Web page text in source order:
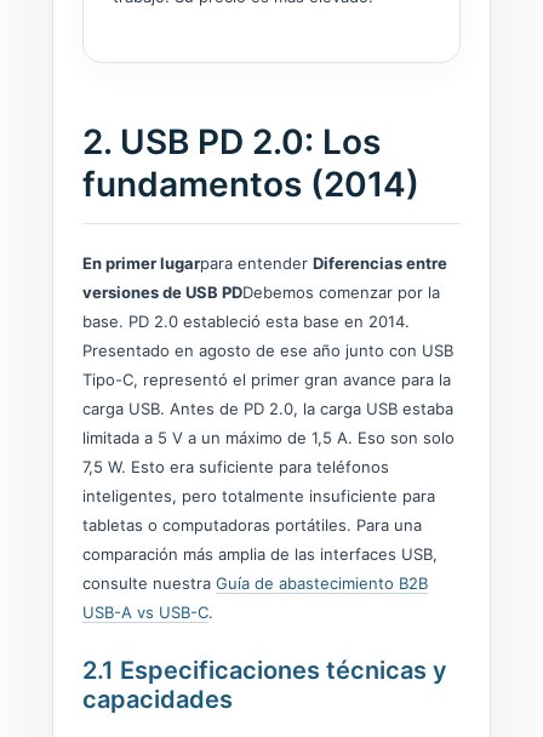
2. USB PD 2.0: Los
fundamentos (2014)
En primer lugarpara entender Diferencias entre
versiones de USB PDDebemos comenzar por la
base. PD 2.0 estableció esta base en 2014.
Presentado en agosto de ese año junto con USB
Tipo-C, representó el primer gran avance para la
carga USB. Antes de PD 2.0, la carga USB estaba
limitada a 5 V a un máximo de 1,5 A. Eso son solo
7,5 W. Esto era suficiente para teléfonos
inteligentes, pero totalmente insuficiente para
tabletas o computadoras portátiles. Para una
comparación más amplia de las interfaces USB,
consulte nuestra Guía de abastecimiento B2B
USB-A vs USB-C.
2.1 Especificaciones técnicas y
capacidades